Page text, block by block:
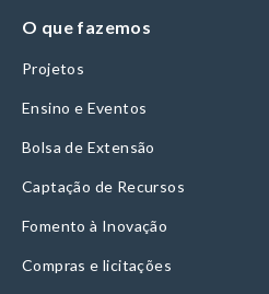
O que fazemos
Projetos
Ensino e Eventos
Bolsa de Extensão
Captação de Recursos
Fomento à Inovação
Compras e licitações